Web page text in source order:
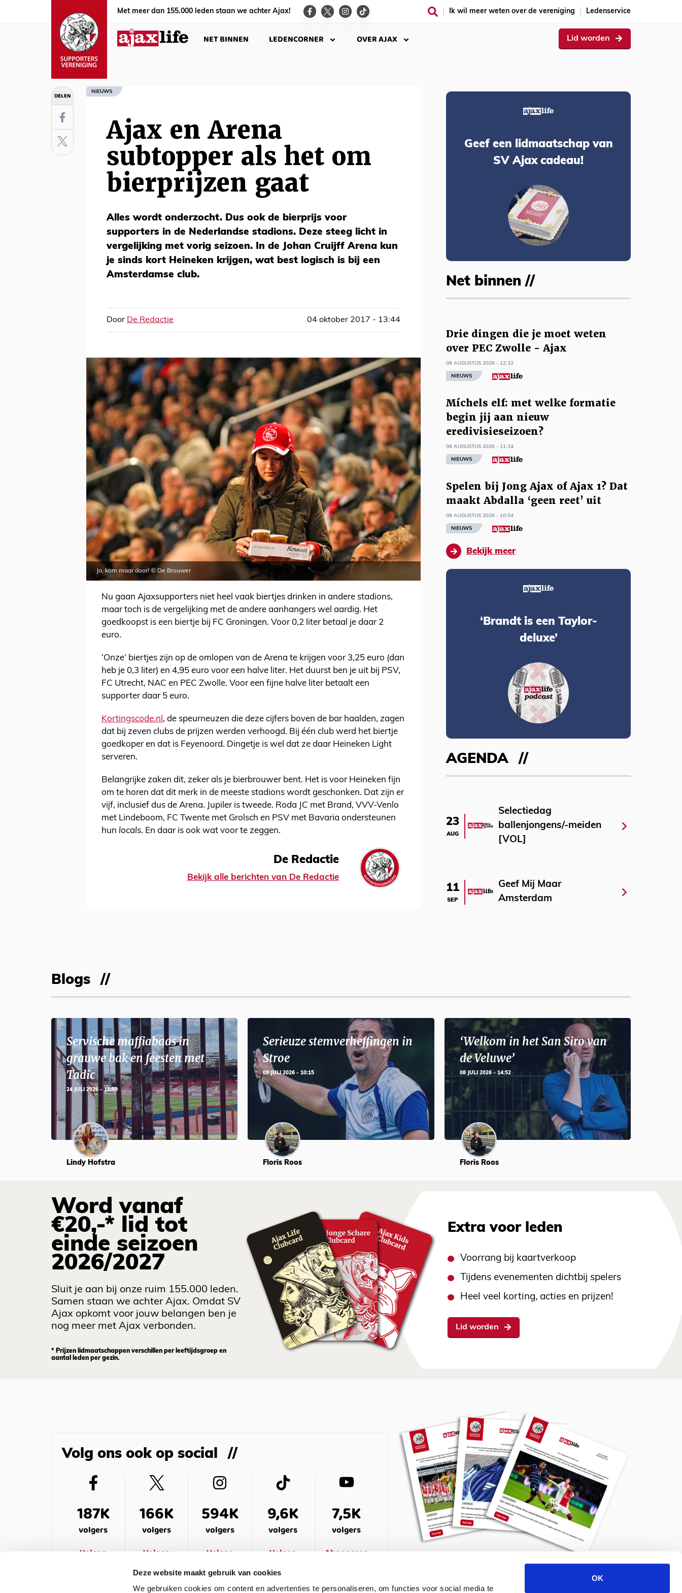
Deze website maakt gebruik van cookies
We gebruiken cookies om content en advertenties te personaliseren, om functies voor social media te
OK
Met meer dan 155.000 leden staan we achter Ajax! Ik wil meer weten over de vereniging Ledenservice
NET BINNEN LEDENCORNER OVER AJAX Lid worden
DELEN NIEUWS
Ajax en Arena
subtopper als het om
bierprijzen gaat
Alles wordt onderzocht. Dus ook de bierprijs voor
supporters in de Nederlandse stadions. Deze steeg licht in
vergelijking met vorig seizoen. In de Johan Cruijff Arena kun
je sinds kort Heineken krijgen, wat best logisch is bij een
Amsterdamse club.
Door De Redactie 04 oktober 2017 - 13:44
Ja, kom maar door! © De Brouwer
Nu gaan Ajaxsupporters niet heel vaak biertjes drinken in andere stadions,
maar toch is de vergelijking met de andere aanhangers wel aardig. Het
goedkoopst is een biertje bij FC Groningen. Voor 0,2 liter betaal je daar 2
euro.
‘Onze’ biertjes zijn op de omlopen van de Arena te krijgen voor 3,25 euro (dan
heb je 0,3 liter) en 4,95 euro voor een halve liter. Het duurst ben je uit bij PSV,
FC Utrecht, NAC en PEC Zwolle. Voor een fijne halve liter betaalt een
supporter daar 5 euro.
Kortingscode.nl, de speurneuzen die deze cijfers boven de bar haalden, zagen
dat bij zeven clubs de prijzen werden verhoogd. Bij één club werd het biertje
goedkoper en dat is Feyenoord. Dingetje is wel dat ze daar Heineken Light
serveren.
Belangrijke zaken dit, zeker als je bierbrouwer bent. Het is voor Heineken fijn
om te horen dat dit merk in de meeste stadions wordt geschonken. Dat zijn er
vijf, inclusief dus de Arena. Jupiler is tweede. Roda JC met Brand, VVV-Venlo
met Lindeboom, FC Twente met Grolsch en PSV met Bavaria ondersteunen
hun locals. En daar is ook wat voor te zeggen.
De Redactie
Bekijk alle berichten van De Redactie
Geef een lidmaatschap van
SV Ajax cadeau!
Net binnen //
Drie dingen die je moet weten
over PEC Zwolle - Ajax
08 AUGUSTUS 2026 - 12:32
NIEUWS
Míchels elf: met welke formatie
begin jij aan nieuw
eredivisieseizoen?
08 AUGUSTUS 2026 - 11:34
NIEUWS
Spelen bij Jong Ajax of Ajax 1? Dat
maakt Abdalla ‘geen reet’ uit
08 AUGUSTUS 2026 - 10:04
NIEUWS
Bekijk meer
‘Brandt is een Taylor-
deluxe’
AGENDA
23
AUG
Selectiedag
ballenjongens/-meiden
[VOL]
11
SEP
Geef Mij Maar
Amsterdam
Blogs
Servische maffiabaas in
grauwe bak en feesten met
Tadic
24 JULI 2026 - 11:59
Lindy Hofstra
Serieuze stemverheffingen in
Stroe
09 JULI 2026 - 10:15
Floris Roos
‘Welkom in het San Siro van
de Veluwe’
08 JULI 2026 - 14:52
Floris Roos
Word vanaf
€20,-* lid tot
einde seizoen
2026/2027
Sluit je aan bij onze ruim 155.000 leden.
Samen staan we achter Ajax. Omdat SV
Ajax opkomt voor jouw belangen ben je
nog meer met Ajax verbonden.
* Prijzen lidmaatschappen verschillen per leeftijdsgroep en
aantal leden per gezin.
Extra voor leden
Voorrang bij kaartverkoop
Tijdens evenementen dichtbij spelers
Heel veel korting, acties en prijzen!
Lid worden
Volg ons ook op social
187K
volgers
Volgen
166K
volgers
Volgen
594K
volgers
Volgen
9,6K
volgers
Volgen
7,5K
volgers
Abonneren
Meld je aan voor de nieuwsbrief